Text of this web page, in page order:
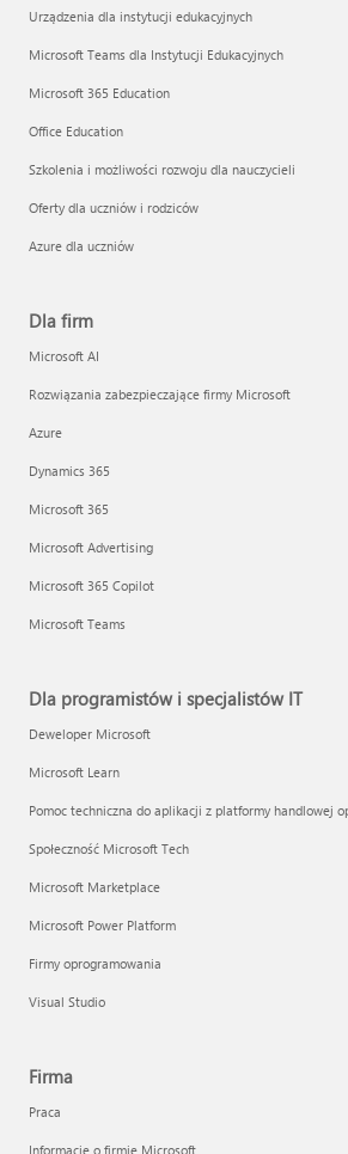
Urządzenia dla instytucji edukacyjnych
Microsoft Teams dla Instytucji Edukacyjnych
Microsoft 365 Education
Office Education
Szkolenia i możliwości rozwoju dla nauczycieli
Oferty dla uczniów i rodziców
Azure dla uczniów
Dla firm
Microsoft AI
Rozwiązania zabezpieczające firmy Microsoft
Azure
Dynamics 365
Microsoft 365
Microsoft Advertising
Microsoft 365 Copilot
Microsoft Teams
Dla programistów i specjalistów IT
Deweloper Microsoft
Microsoft Learn
Pomoc techniczna do aplikacji z platformy handlowej
Społeczność Microsoft Tech
Microsoft Marketplace
Microsoft Power Platform
Firmy oprogramowania
Visual Studio
Firma
Praca
Informacje o firmie Microsoft